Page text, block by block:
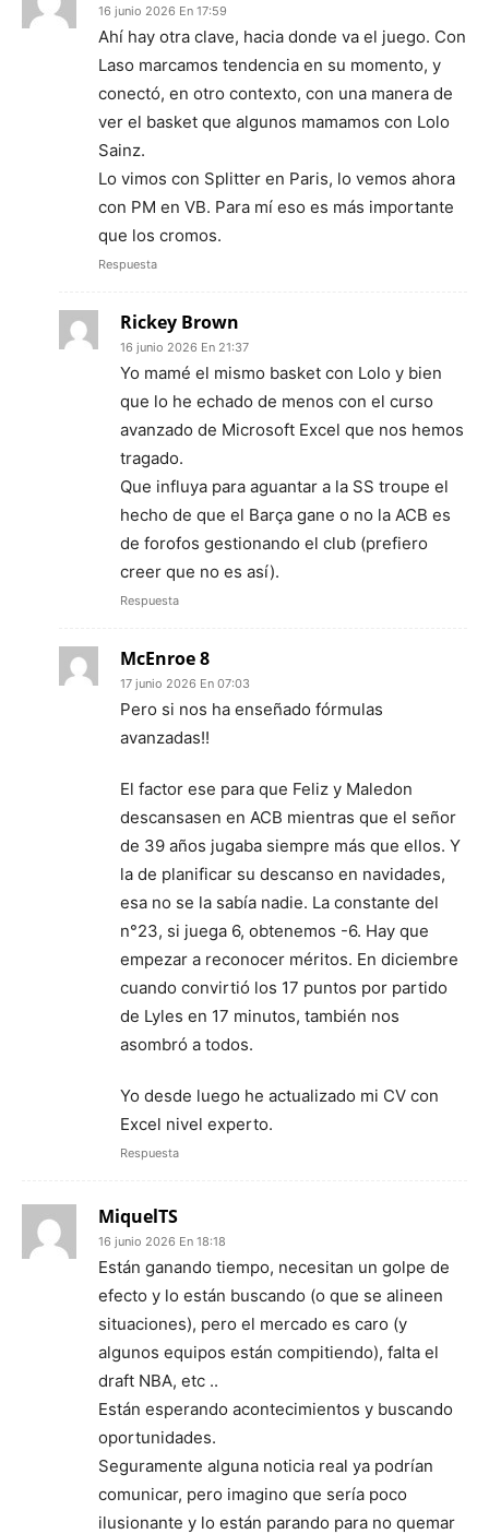
16 junio 2026 En 17:59
Ahí hay otra clave, hacia donde va el juego. Con
Laso marcamos tendencia en su momento, y
conectó, en otro contexto, con una manera de
ver el basket que algunos mamamos con Lolo
Sainz.
Lo vimos con Splitter en Paris, lo vemos ahora
con PM en VB. Para mí eso es más importante
que los cromos.
Respuesta
Rickey Brown
16 junio 2026 En 21:37
Yo mamé el mismo basket con Lolo y bien
que lo he echado de menos con el curso
avanzado de Microsoft Excel que nos hemos
tragado.
Que influya para aguantar a la SS troupe el
hecho de que el Barça gane o no la ACB es
de forofos gestionando el club (prefiero
creer que no es así).
Respuesta
McEnroe 8
17 junio 2026 En 07:03
Pero si nos ha enseñado fórmulas
avanzadas!!
El factor ese para que Feliz y Maledon
descansasen en ACB mientras que el señor
de 39 años jugaba siempre más que ellos. Y
la de planificar su descanso en navidades,
esa no se la sabía nadie. La constante del
n°23, si juega 6, obtenemos -6. Hay que
empezar a reconocer méritos. En diciembre
cuando convirtió los 17 puntos por partido
de Lyles en 17 minutos, también nos
asombró a todos.
Yo desde luego he actualizado mi CV con
Excel nivel experto.
Respuesta
MiquelTS
16 junio 2026 En 18:18
Están ganando tiempo, necesitan un golpe de
efecto y lo están buscando (o que se alineen
situaciones), pero el mercado es caro (y
algunos equipos están compitiendo), falta el
draft NBA, etc ..
Están esperando acontecimientos y buscando
oportunidades.
Seguramente alguna noticia real ya podrían
comunicar, pero imagino que sería poco
ilusionante y lo están parando para no quemar